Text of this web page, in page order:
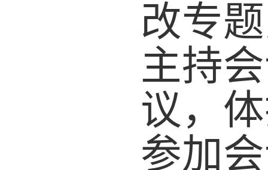
改专题
主持
议，
参加